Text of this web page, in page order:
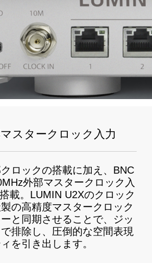
スタークロック入力
ロックの搭載に加え、 BNC
外部マスタークロック入
載。 LUMIN U2Xのクロック
の高精度マスタークロック
と同期させることで、ジッ
排除し、圧倒的な空間表現
を引き出します。